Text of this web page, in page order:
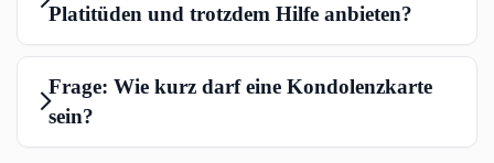
Platitüden und trotzdem Hilfe anbieten?
Frage: Wie kurz darf eine Kondolenzkarte
sein?